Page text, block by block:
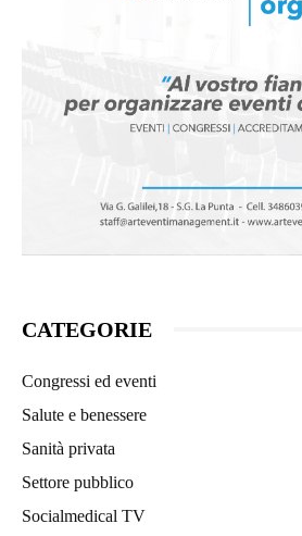
CATEGORIE
Congressi ed eventi
Salute e benessere
Sanità privata
Settore pubblico
Socialmedical TV